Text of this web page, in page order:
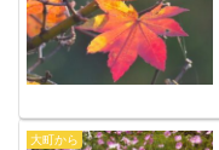
大町から